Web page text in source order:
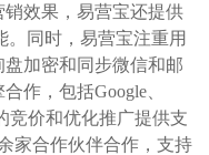
效果，易营宝还提供
。同时，易营宝注重用
加密和同步微信和邮
作，包括Google、
竞价和优化推广提供支
家合作伙伴合作，支持